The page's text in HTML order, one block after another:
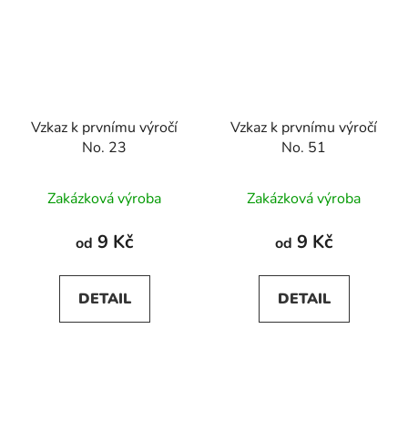
Vzkaz k prvnímu výročí
No. 23
Zakázková výroba
od 9 Kč
DETAIL
Vzkaz k prvnímu výročí
No. 51
Zakázková výroba
od 9 Kč
DETAIL